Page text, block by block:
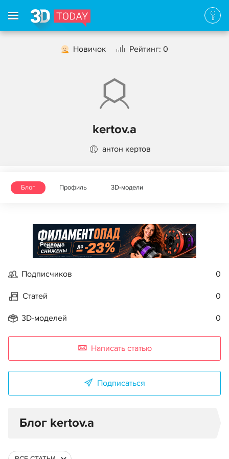
Новичок Рейтинг: 0
kertov.a
антон кертов
Блог Профиль 3D-модели
Реклама
Подписчиков 0
Статей 0
3D-моделей 0
Написать статью
Подписаться
Блог kertov.a